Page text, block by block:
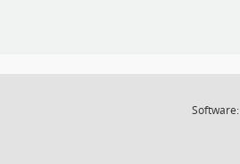
Software: